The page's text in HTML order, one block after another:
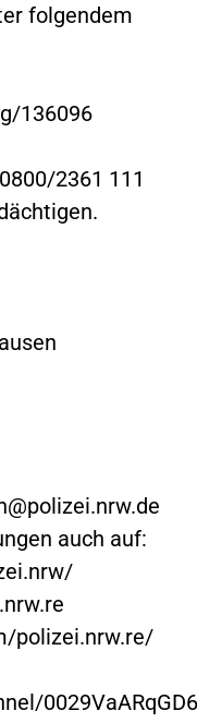
folgendem
136096
2361 111
auch auf:
polizei.nrw.re/